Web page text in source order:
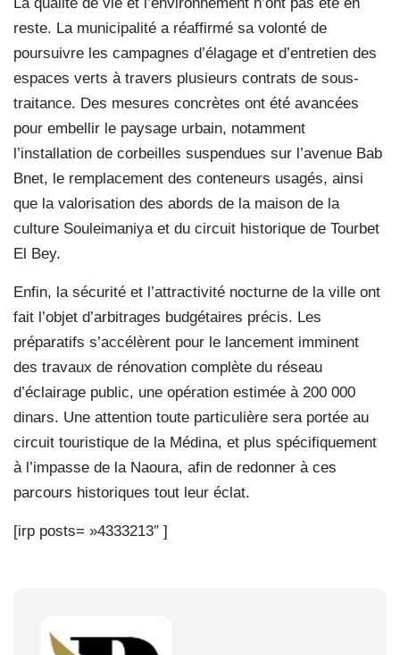
reste. La municipalité a réaffirmé sa volonté de
poursuivre les campagnes d’élagage et d’entretien des
espaces verts à travers plusieurs contrats de sous-
traitance. Des mesures concrètes ont été avancées
pour embellir le paysage urbain, notamment
l’installation de corbeilles suspendues sur l’avenue Bab
Bnet, le remplacement des conteneurs usagés, ainsi
que la valorisation des abords de la maison de la
culture Souleimaniya et du circuit historique de Tourbet
El Bey.
Enfin, la sécurité et l’attractivité nocturne de la ville ont
fait l’objet d’arbitrages budgétaires précis. Les
préparatifs s’accélèrent pour le lancement imminent
des travaux de rénovation complète du réseau
d’éclairage public, une opération estimée à 200 000
dinars. Une attention toute particulière sera portée au
circuit touristique de la Médina, et plus spécifiquement
à l’impasse de la Naoura, afin de redonner à ces
parcours historiques tout leur éclat.
[irp posts= »4333213″ ]